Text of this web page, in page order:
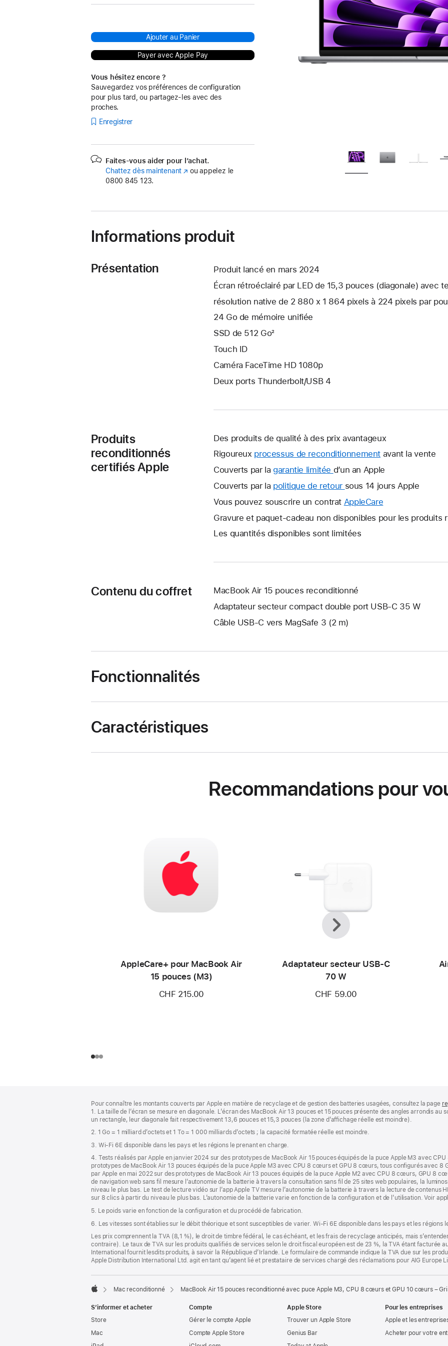
Ajouter au Panier
Payer avec Apple Pay
Vous hésitez encore ?
Sauvegardez vos préférences de configuration
pour plus tard, ou partagez-les avec des
proches.
Enregistrer
Faites-vous aider pour l’achat.
Chattez dès maintenant (s’ouvre
fenêtre)
ou appelez le
0800 845 123.
Informations produit
Présentation
Produit lancé en mars 2024
Écran rétroéclairé par LED de 15,3 pouces (diagonale) avec
résolution native de 2 880 x 1 864 pixels à 224 pixels par
24 Go de mémoire unifiée
SSD de 512 Go²
Touch ID
Caméra FaceTime HD 1080p
Deux ports Thunderbolt/USB 4
Produits
reconditionnés
certifiés Apple
Des produits de qualité à des prix avantageux
Rigoureux processus de reconditionnement avant la vente
Couverts par la garantie limitée Une
nouvelle
s’ouvre.
d’un an Apple
Couverts par la politique de retour Une
nouvelle
s’ouvre.
sous 14 jours Apple
Vous pouvez souscrire un contrat AppleCare
nouvelle
Gravure et paquet-cadeau non disponibles pour les produits
Les quantités disponibles sont limitées
Contenu du coffret
MacBook Air 15 pouces reconditionné
Adaptateur secteur compact double port USB-C 35 W
Câble USB-C vers MagSafe 3 (2 m)
Fonctionnalités
Caractéristiques
Recommandations pour
AppleCare+ pour MacBook Air
15 pouces (M3)
CHF 215.00
Adaptateur secteur USB‑C
70 W
CHF 59.00
Précédent
Suivant
de
page
de
bas
page
Pour connaître les montants couverts par Apple en matière de recyclage et de gestion des batteries usagées, consultez la page
1. La taille de l’écran se mesure en diagonale. L’écran des MacBook Air 13 pouces et 15 pouces présente des angles arrondis au
un rectangle, leur diagonale fait respectivement 13,6 pouces et 15,3 pouces (la zone d’affichage réelle est moindre).
2. 1 Go = 1 milliard d’octets et 1 To = 1 000 milliards d’octets ; la capacité formatée réelle est moindre.
3. Wi-Fi 6E disponible dans les pays et les régions le prenant en charge.
4. Tests réalisés par Apple en janvier 2024 sur des prototypes de MacBook Air 15 pouces équipés de la puce Apple M3 avec
prototypes de MacBook Air 13 pouces équipés de la puce Apple M3 avec CPU 8 cœurs et GPU 8 cœurs, tous configurés avec 8
par Apple en mai 2022 sur des prototypes de MacBook Air 13 pouces équipés de la puce Apple M2 avec CPU 8 cœurs, GPU 8
de navigation web sans fil mesure l’autonomie de la batterie à travers la consultation sans fil de 25 sites web populaires, la
niveau le plus bas. Le test de lecture vidéo sur l’app Apple TV mesure l’autonomie de la batterie à travers la lecture de contenus
sur 8 clics à partir du niveau le plus bas. L’autonomie de la batterie varie en fonction de la configuration et de l’utilisation. Voir
5. Le poids varie en fonction de la configuration et du procédé de fabrication.
6. Les vitesses sont établies sur le débit théorique et sont susceptibles de varier. Wi-Fi 6E disponible dans les pays et les régions
Les prix comprennent la TVA (8,1 %), le droit de timbre fédéral, le cas échéant, et les frais de recyclage anticipés, mais
contraire). Le taux de TVA sur les produits qualifiés de services selon le droit fiscal européen est de 23 %, la TVA étant facturée
International fournit lesdits produits, à savoir la République d’Irlande. Le formulaire de commande indique la TVA due sur les
Apple Distribution International Ltd. agit en tant qu’agent lié et prestataire de services chargé des réclamations pour AIG Europe
Mac reconditionné MacBook Air 15 pouces reconditionné avec puce Apple M3, CPU 8 cœurs et GPU 10 cœurs –
S’informer et acheter
Store
Mac
Compte
Gérer le compte Apple
Compte Apple Store
Apple Store
Trouver un Apple Store
Genius Bar
Pour les entreprises
Apple et les
Acheter pour votre